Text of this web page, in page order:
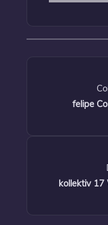
felipe
kollektiv